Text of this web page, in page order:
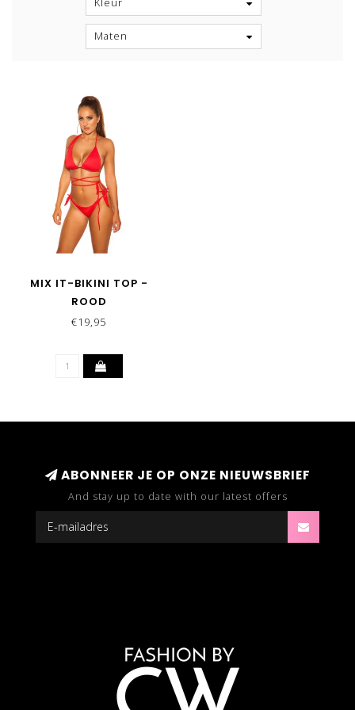
Kleur
Maten
MIX IT-BIKINI TOP -
ROOD
€19,95
ABONNEER JE OP ONZE NIEUWSBRIEF
And stay up to date with our latest offers